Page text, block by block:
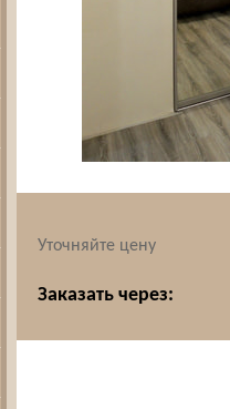
Уточняйте цену
Заказать через: